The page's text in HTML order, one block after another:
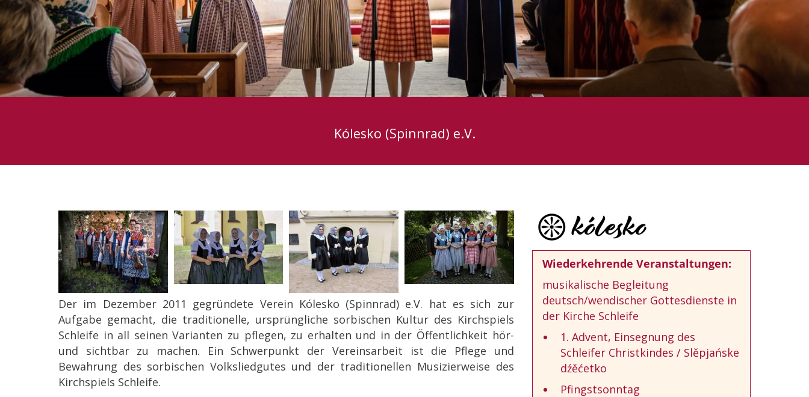
Kólesko (Spinnrad) e.V.
Der im Dezember 2011 gegründete Verein Kólesko (Spinnrad) e.V. hat es sich zur
Aufgabe gemacht, die traditionelle, ursprüngliche sorbischen Kultur des Kirchspiels
Schleife in all seinen Varianten zu pflegen, zu erhalten und in der Öffentlichkeit hör-
und sichtbar zu machen. Ein Schwerpunkt der Vereinsarbeit ist die Pflege und
Bewahrung des sorbischen Volksliedgutes und der traditionellen Musizierweise des
Kirchspiels Schleife.
Wiederkehrende Veranstaltungen:
musikalische Begleitung
deutsch/wendischer Gottesdienste in
der Kirche Schleife
1. Advent, Einsegnung des
Schleifer Christkindes / Slěpjańske
dźěćetko
Pfingstsonntag